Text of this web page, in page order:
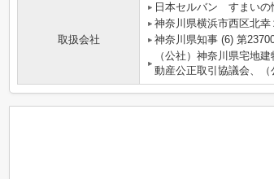
取扱会社
日本セルバン すまいの
神奈川県横浜市西区北
神奈川県知事 (6) 第
（公社）神奈川県宅地
動産公正取引協議会、